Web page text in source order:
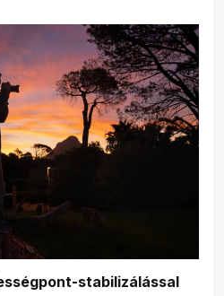
stabilizálással